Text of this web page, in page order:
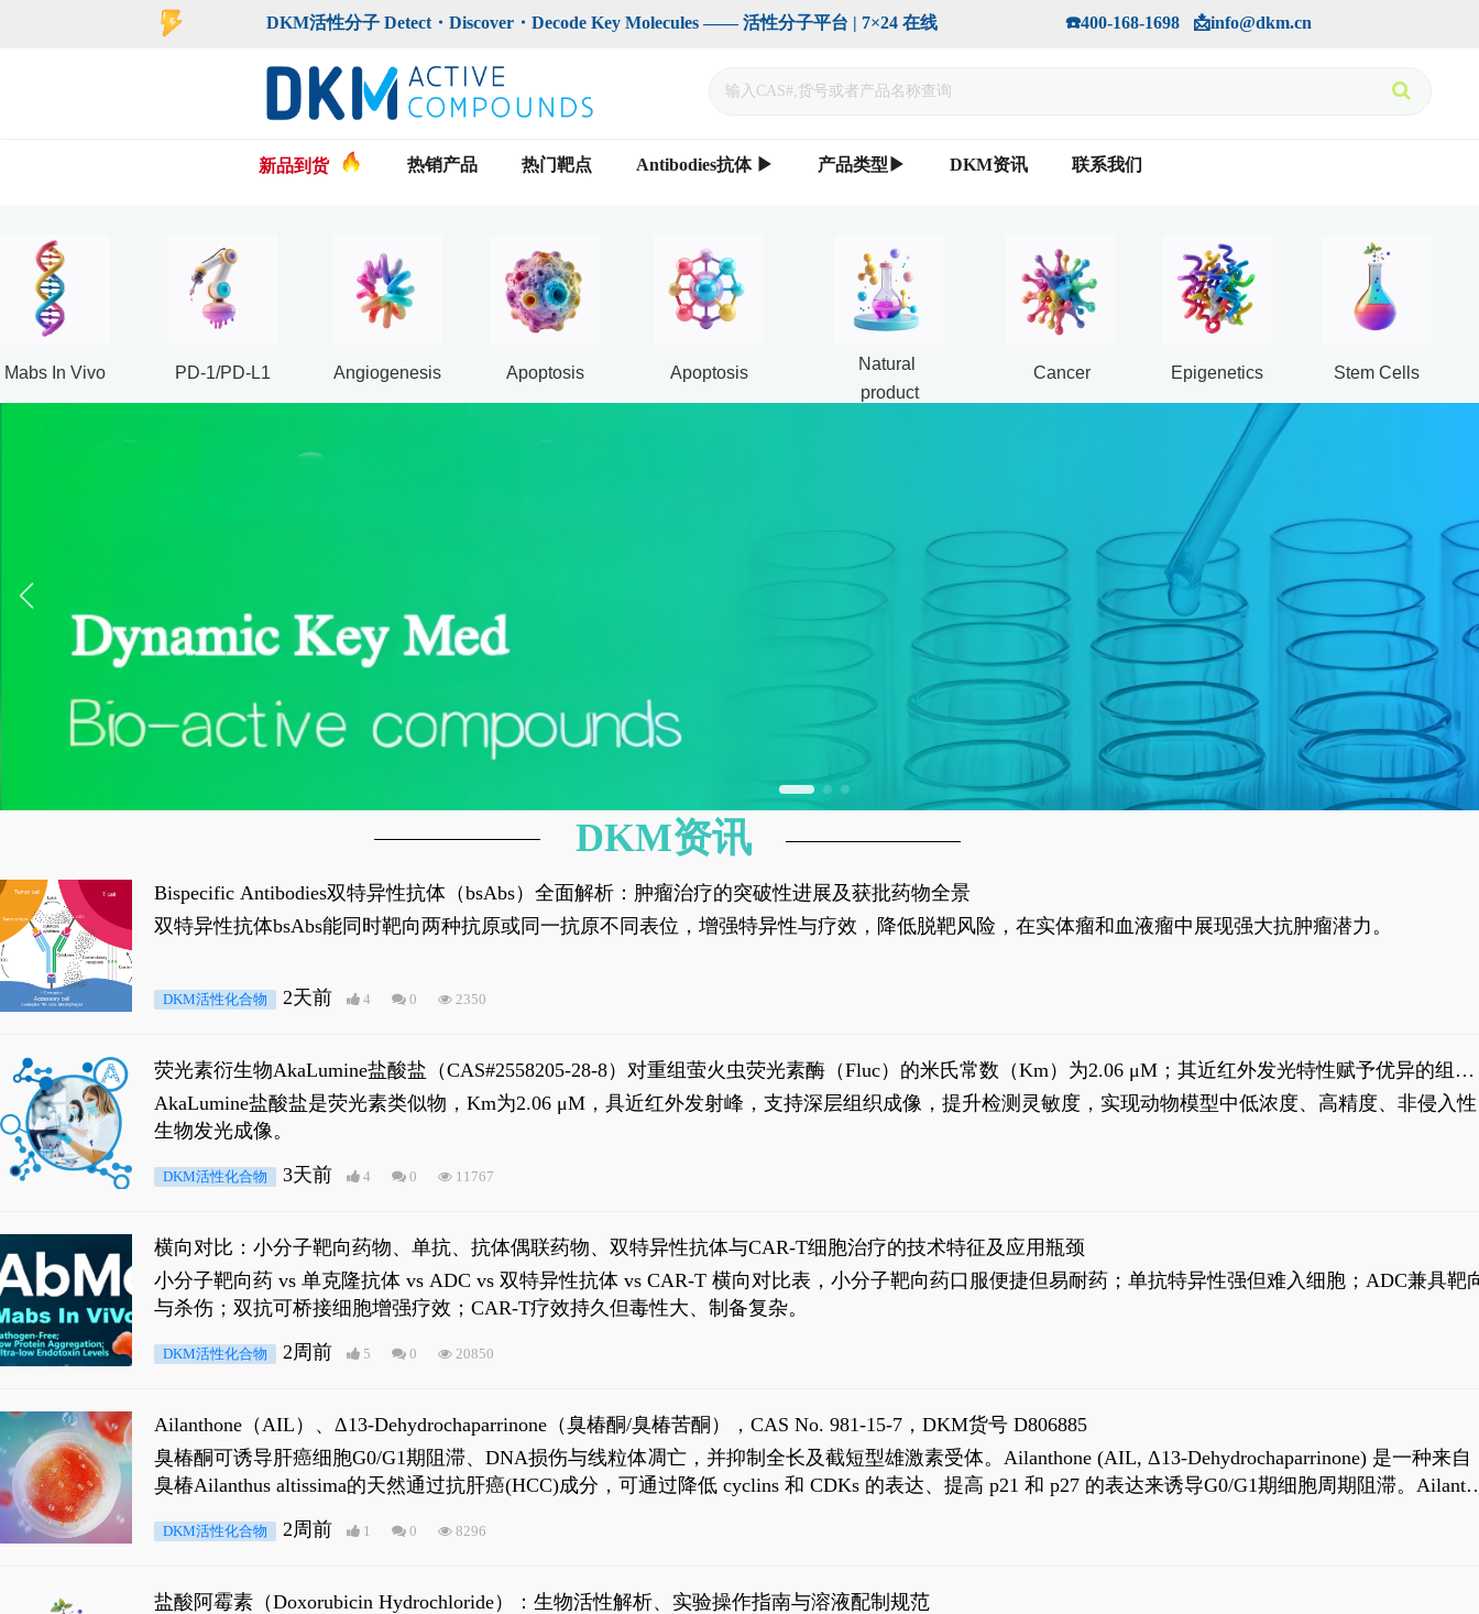
手机版
DKM活性分子 Detect・Discover・Decode Key Molecules —— 活性分子平台 | 7×24 在线                             ☎️400-168-1698   📩info@dkm.cn
新品到货 热销产品 热门靶点 Antibodies抗体 ▶ 产品类型▶ DKM资讯 联系我们
Mabs In Vivo PD-1/PD-L1 Angiogenesis Apoptosis Apoptosis
Natural
product
Cancer Epigenetics Stem Cells
Bispecific Antibodies双特异性抗体（bsAbs）全面解析：肿瘤治疗的突破性进展及获批药物全景
双特异性抗体bsAbs能同时靶向两种抗原或同一抗原不同表位，增强特异性与疗效，降低脱靶风险，在实体瘤和血液瘤中展现强大抗肿瘤潜力。
DKM活性化合物 2天前 4 0 2350
荧光素衍生物AkaLumine盐酸盐（CAS#2558205-28-8）对重组萤火虫荧光素酶（Fluc）的米氏常数（Km）为2.06 μM；其近红外发光特性赋予优异的组织
穿透能力，大幅增强成像信噪比，从而实现活体动物模型中极低给药剂量下的高灵敏度、非侵入式生物发光动态追踪。
AkaLumine盐酸盐是荧光素类似物，Km为2.06 μM，具近红外发射峰，支持深层组织成像，提升检测灵敏度，实现动物模型中低浓度、高精度、非侵入性
生物发光成像。
DKM活性化合物 3天前 4 0 11767
横向对比：小分子靶向药物、单抗、抗体偶联药物、双特异性抗体与CAR-T细胞治疗的技术特征及应用瓶颈
小分子靶向药 vs 单克隆抗体 vs ADC vs 双特异性抗体 vs CAR-T 横向对比表，小分子靶向药口服便捷但易耐药；单抗特异性强但难入细胞；ADC兼具靶
与杀伤；双抗可桥接细胞增强疗效；CAR-T疗效持久但毒性大、制备复杂。
DKM活性化合物 2周前 5 0 20850
Ailanthone（AIL）、Δ13-Dehydrochaparrinone（臭椿酮/臭椿苦酮），CAS No. 981-15-7，DKM货号 D806885
臭椿酮可诱导肝癌细胞G0/G1期阻滞、DNA损伤与线粒体凋亡，并抑制全长及截短型雄激素受体。Ailanthone (AIL, Δ13-Dehydrochaparrinone) 是一种来自
臭椿Ailanthus altissima的天然通过抗肝癌(HCC)成分，可通过降低 cyclins 和 CDKs 的表达、提高 p21 和 p27 的表达来诱导G0/G1期细胞周期阻滞。
是全长 Androgen Receptor (AR-FL)和组成型活性截断AR剪接变体(AR-Vs, AR1-651)的抑制剂，对应的IC50值分别为69 nM和309 nM。
DKM活性化合物 2周前 1 0 8296
盐酸阿霉素（Doxorubicin Hydrochloride）：生物活性解析、实验操作指南与溶液配制规范
DKM资讯